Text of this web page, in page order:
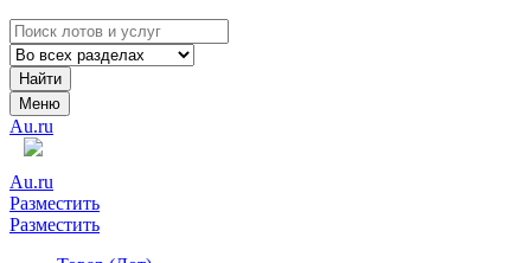
Найти
Меню
Au.ru
Au.ru
Разместить
Разместить